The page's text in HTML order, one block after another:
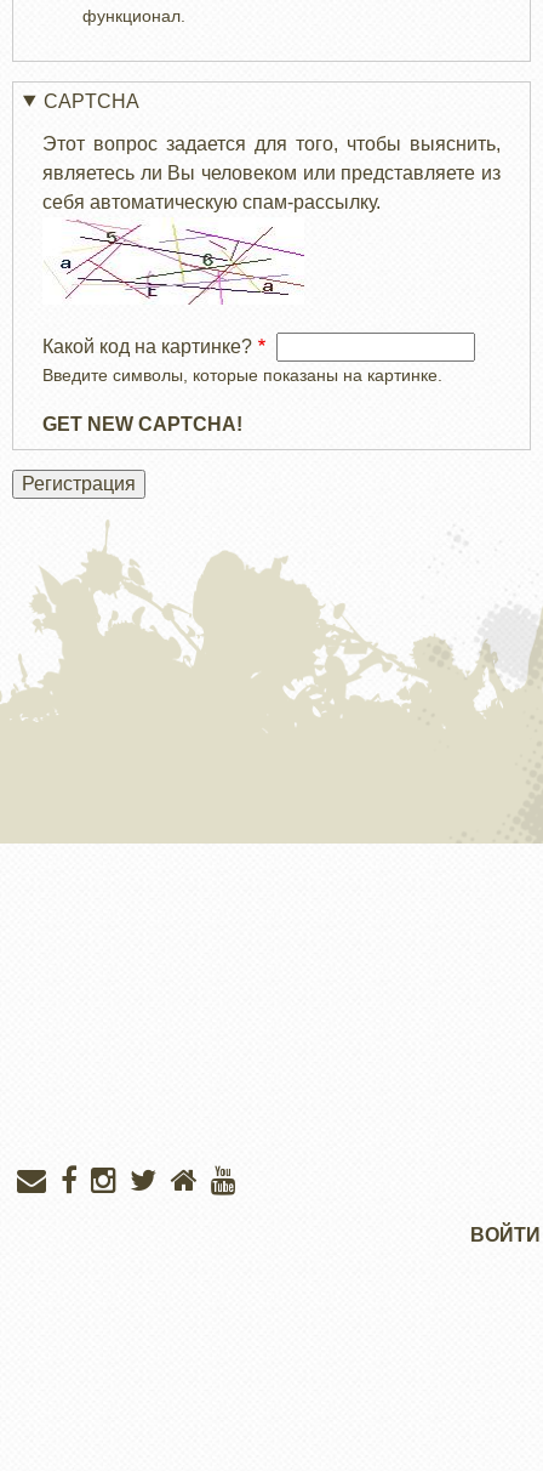
функционал.
CAPTCHA
Этот вопрос задается для того, чтобы выяснить,
являетесь ли Вы человеком или представляете из
себя автоматическую спам-рассылку.
Какой код на картинке?
Введите символы, которые показаны на картинке.
GET NEW CAPTCHA!
ВОЙТИ